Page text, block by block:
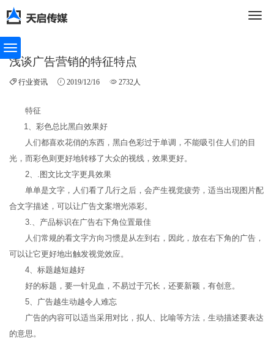
航
浅谈广告营销的特征特点
行业资讯 2019/12/16 2732人
特征
1、彩色总比黑白效果好
人们都喜欢花俏的东西，黑白色彩过于单调，不能吸引住人们的目
光，而彩色则更好地转移了大众的视线，效果更好。
2、.图文比文字更具效果
单单是文字，人们看了几行之后，会产生视觉疲劳，适当出现图片配
合文字描述，可以让广告文案增光添彩。
3.、产品标识在广告右下角位置最佳
人们常规的看文字方向习惯是从左到右，因此，放在右下角的广告，
可以让它更好地出触发视觉效应。
4、标题越短越好
好的标题，要一针见血，不易过于冗长，还要新颖，有创意。
5、广告越生动越令人难忘
广告的内容可以适当采用对比，拟人、比喻等方法，生动描述要表达
的意思。